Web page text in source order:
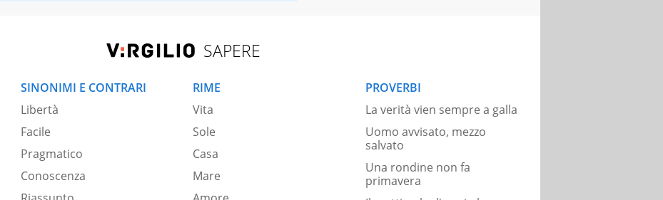
SAPERE
SINONIMI E CONTRARI
Libertà
Facile
Pragmatico
Conoscenza
RIME
Vita
Sole
Casa
Mare
PROVERBI
La verità vien sempre a galla
Uomo avvisato, mezzo
salvato
Una rondine non fa
primavera